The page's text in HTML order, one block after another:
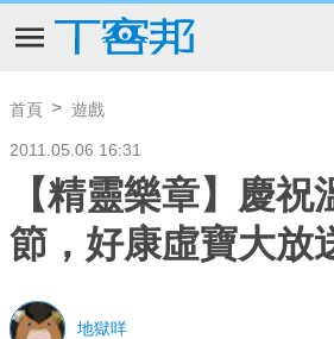
首頁 遊戲
2011.05.06 16:31
【精靈樂章】慶祝
節，好康虛寶大放
地獄咩